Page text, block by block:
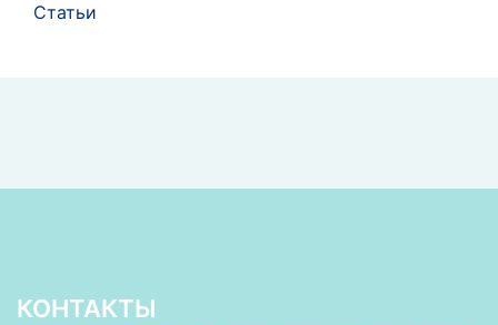
Статьи
КОНТАКТЫ